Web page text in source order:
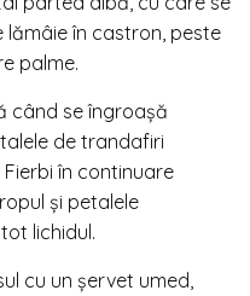
lămâie în castron, peste
palme.
când se îngroașă
de trandafiri
în continuare
și petalele
lichidul.
cu un șervet umed,